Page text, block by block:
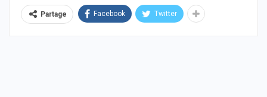
Partage Facebook Twitter